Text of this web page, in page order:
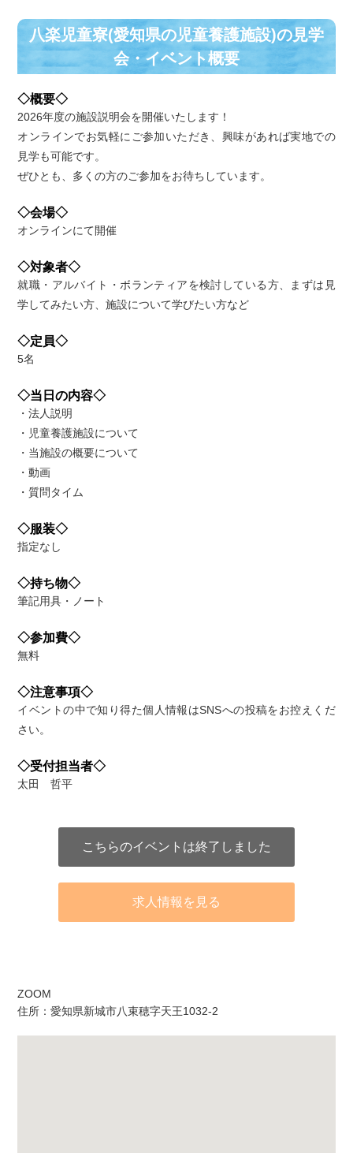
八楽児童寮(愛知県の児童養護施設)の⾒学
会・イベント概要
◇概要◇
2026年度の施設説明会を開催いたします！
オンラインでお気軽にご参加いただき、興味があれば実地での
見学も可能です。
ぜひとも、多くの方のご参加をお待ちしています。
◇会場◇
オンラインにて開催
◇対象者◇
就職・アルバイト・ボランティアを検討している方、まずは見
学してみたい方、施設について学びたい方など
◇定員◇
5名
◇当日の内容◇
・法人説明
・児童養護施設について
・当施設の概要について
・動画
・質問タイム
◇服装◇
指定なし
◇持ち物◇
筆記用具・ノート
◇参加費◇
無料
◇注意事項◇
イベントの中で知り得た個人情報はSNSへの投稿をお控えくだ
さい。
◇受付担当者◇
太田 哲平
こちらのイベントは終了しました
求人情報を見る
ZOOM
住所：愛知県新城市八束穂字天王1032-2